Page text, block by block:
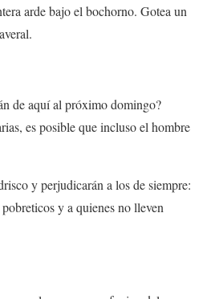
arde bajo el bochorno. Gotea un
de aquí al próximo domingo?
es posible que incluso el hombre
y perjudicarán a los de siempre:
y a quienes no lleven